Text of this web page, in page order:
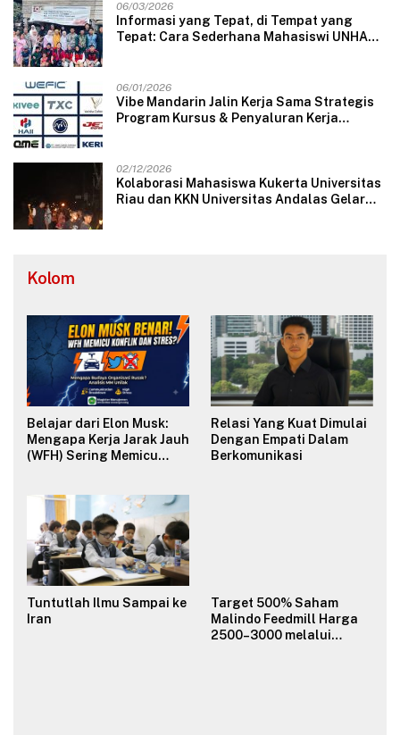
06/03/2026
Informasi yang Tepat, di Tempat yang
Tepat: Cara Sederhana Mahasiswi UNHAS
06/01/2026
Vibe Mandarin Jalin Kerja Sama Strategis
Program Kursus & Penyaluran Kerja
02/12/2026
Kolaborasi Mahasiswa Kukerta Universitas
Riau dan KKN Universitas Andalas Gelar
Kolom
Belajar dari Elon Musk:
Mengapa Kerja Jarak Jauh
(WFH) Sering Memicu
Relasi Yang Kuat Dimulai
Dengan Empati Dalam
Berkomunikasi
Tuntutlah Ilmu Sampai ke
Iran
Target 500% Saham
Malindo Feedmill Harga
2500–3000 melalui